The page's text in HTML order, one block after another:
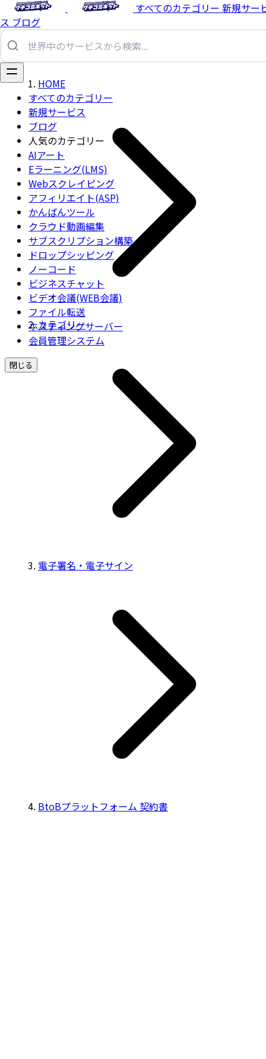
すべてのカテゴリー 新規サー
ス ブログ
すべてのカテゴリー
新規サービス
ブログ
人気のカテゴリー
AIアート
Eラーニング(LMS)
Webスクレイピング
アフィリエイト(ASP)
かんばんツール
クラウド動画編集
サブスクリプション構築
ドロップシッピング
ノーコード
ビジネスチャット
ビデオ会議(WEB会議)
ファイル転送
ホスティングサーバー
会員管理システム
閉じる
HOME
カテゴリー
電子署名・電子サイン
BtoBプラットフォーム 契約書